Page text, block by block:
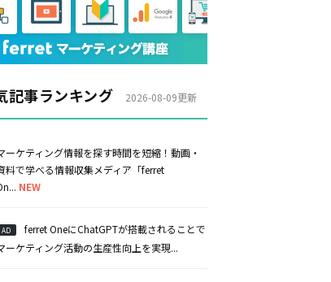
記事ランキング 2026-08-09更新
ーケティング情報を探す時間を短縮！動画・
料で学べる情報収集メディア「ferret
NEW
AD
ferret OneにChatGPTが搭載されることで
ーケティング活動の生産性向上を実現...